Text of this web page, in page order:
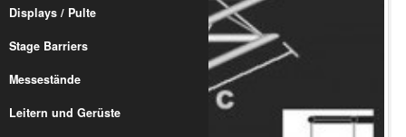
Displays / Pulte
Stage Barriers
Messestände
Leitern und Gerüste